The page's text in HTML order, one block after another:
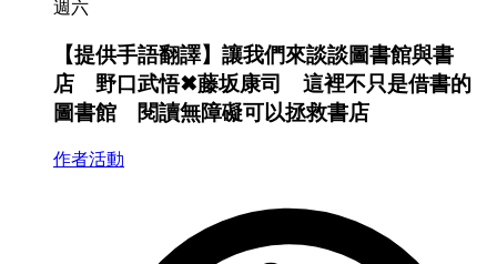
週六
【提供手語翻譯】讓我們來談談圖書館與書
店 野口武悟✖︎藤坂康司 這裡不只是借書的
圖書館 閱讀無障礙可以拯救書店
作者活動